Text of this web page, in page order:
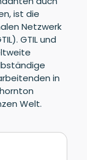
ist die
Netzwerk
GTIL und
in
Welt.